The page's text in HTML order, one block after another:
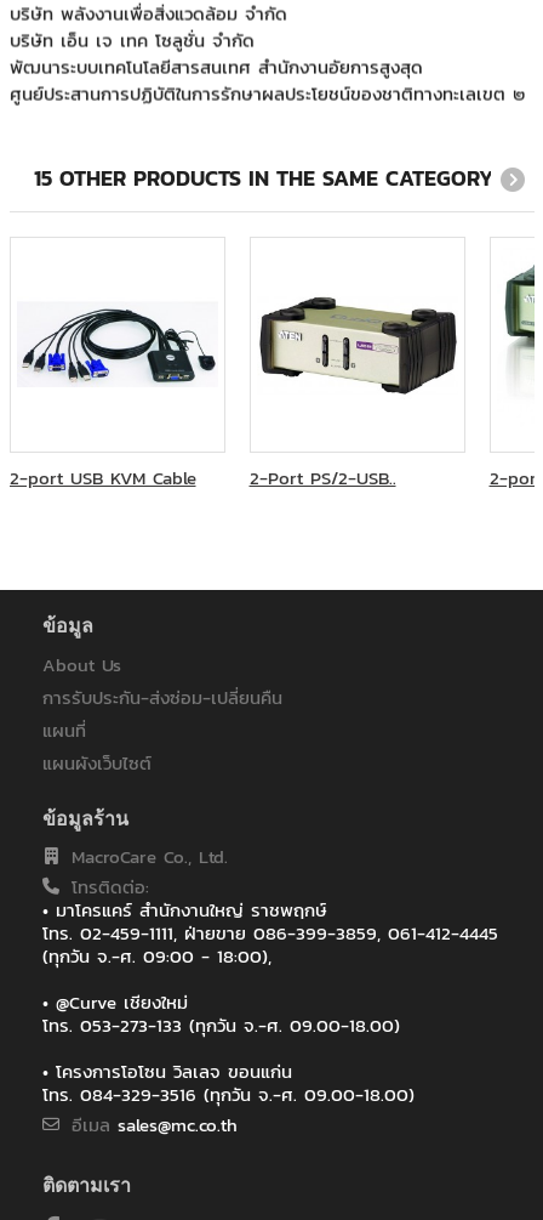
บริษัท เอ็น เจ เทค โซลูชั่น จำกัด
พัฒนาระบบเทคโนโลยีสารสนเทศ สำนักงานอัยการสูงสุด
ศูนย์ประสานการปฏิบัติในการรักษาผลประโยชน์ของชาติทางทะเลเขต ๒
ศูนย์รักษาความปลอดภัย กองบัญชาการกองทัพไทย
สำนักงานคณะกรรมการการเลือกตั้ง
ภาควิชาออร์โทปิดิกส์ มหาวิทยาลัยเชียงใหม่
โรงพยาบาลจุฬาลงกรณ์มหาวิทยาลัย
มหาวิทยาลัยสุโขทัยธรรมาธิราช
การไฟฟ้านครหลวง
การไฟฟ้าส่วนภูมิภาคสาขาหาดใหญ่
คณะครุศาสตร์อุตสาหกรรมและเทคโนโลยี มหาวิทยาลัยเทคโนโลยี
พระนครเหนือ
คณะสัตวแพทยศาสตร์ มหาวิทยาลัยเกษตรศาสตร์
คณะแพทยศาสตร์ มหาวิทยาลัยมหิดล โรงพยาบาลรามาธิบดี
บริษัท กรุงเทพโทรทัศน์และวิทยุ จำกัด
บริษัท กัลฟ์ เจพี เอ็นเอส จำกัด
บริษัท ทรัยโมทีฟ เอเซีย แปซิฟิค จำกัด
บริษัท ออโตสตอร์ จำกัด
บริษัท โซริเมะ (ประเทศไทย) จำกัด
บริษัท โรงพยาบาลวิภาวดี จำกัด (มหาชน)
ภาควิชาคณะวิศวะ โยธา สถาบันเทคโนโลยีพระจอมเกล้าเจ้าคุณทหาร
ลาดกระบัง
ภาควิชาวิสัญญีวิทยา คณะแพทยศาสตร์ มหาวิทยาลัยเชียงใหม่
มหาวิทยาลัยกรุงเทพ
มหาวิทยาลัยมหาสารคาม
มหาวิทยาลัยมหิดล
มหาวิทยาลัยสงขลานครินทร์
มหาวิทยาลัยสงขลานครินทร์ วิทยาเขตหาดใหญ่
มหาวิทยาลัยเกษตรศาสตร์ วิทยาเขตศรีราชา
มหาวิทยาลัยเทคโนโลยีราชมงคลศรีวิชัย วิทยาเขตนครศรีธรรมราช ไส
15 OTHER PRODUCTS IN THE SAME CATEGORY:
2-port USB KVM Cable 2-Port PS/2-USB.. 2-port
ข้อมูล
About Us
การรับประกัน-ส่งซ่อม-เปลี่ยนคืน
แผนที่
แผนผังเว็บไซต์
ข้อมูลร้าน
MacroCare Co., Ltd.
โทรติดต่อ:
• มาโครแคร์ สำนักงานใหญ่ ราชพฤกษ์
โทร. 02-459-1111, ฝ่ายขาย 086-399-3859, 061-412-4445
(ทุกวัน จ.-ศ. 09:00 - 18:00),
• @Curve เชียงใหม่
โทร. 053-273-133 (ทุกวัน จ.-ศ. 09.00-18.00)
• โครงการโอโซน วิลเลจ ขอนแก่น
โทร. 084-329-3516 (ทุกวัน จ.-ศ. 09.00-18.00)
อีเมล sales@mc.co.th
ติดตามเรา